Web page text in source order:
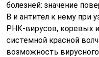
болезней: значение
В и антител к нему при
РНК-вирусов, коревых
системной красной
возможность вирусного